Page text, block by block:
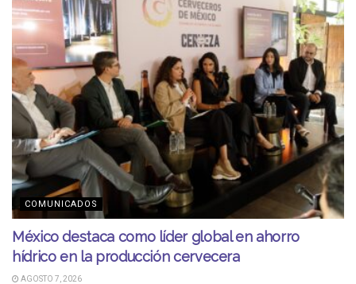
COMUNICADOS
México destaca como líder global en ahorro
hídrico en la producción cervecera
AGOSTO 7, 2026